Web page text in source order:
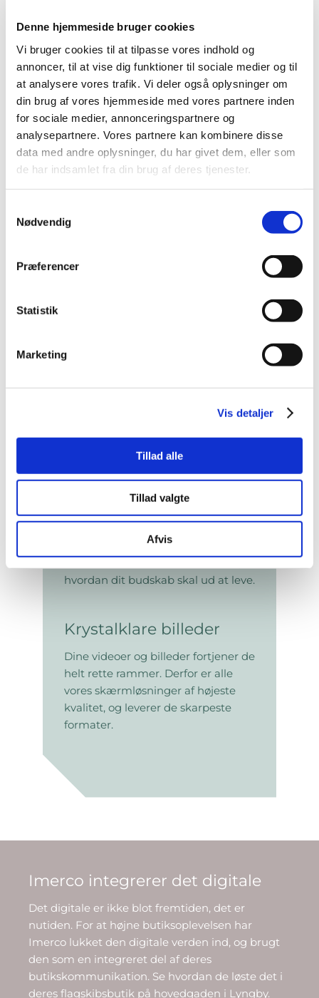
Denne hjemmeside bruger cookies
Vi bruger cookies til at tilpasse vores indhold og
annoncer, til at vise dig funktioner til sociale medier og til
at analysere vores trafik. Vi deler også oplysninger om
din brug af vores hjemmeside med vores partnere inden
for sociale medier, annonceringspartnere og
analysepartnere. Vores partnere kan kombinere disse
data med andre oplysninger, du har givet dem, eller som
de har indsamlet fra din brug af deres tjenester.
Nødvendig
Præferencer
Statistik
Marketing
Vis detaljer
Tillad alle
Tillad valgte
Afvis
Frederik Brønnum
Direktør
3 fordele ved
Med strategiske placeringer og
dit budskab ud og leve i kundernes
Skræddersyet
budskaber
billede, eller forskelligt indhold på
hvordan dit budskab skal ud at leve.
Krystalklare billeder
Dine videoer og billeder fortjener de
helt rette rammer. Derfor er alle
vores skærmløsninger af højeste
kvalitet, og leverer de skarpeste
formater.
Imerco integrerer det digitale
Det digitale er ikke blot fremtiden, det er
nutiden. For at højne butiksoplevelsen har
Imerco lukket den digitale verden ind, og brugt
den som en integreret del af deres
butikskommunikation. Se hvordan de løste det i
deres flagskibsbutik på hovedgaden i Lyngby.